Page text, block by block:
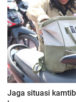
Jaga situasi